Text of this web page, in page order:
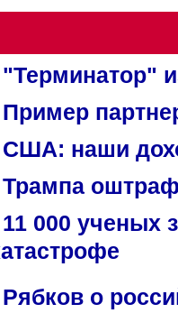
"Терминатор"
Пример
США: наши
Трампа
11 000 ученых
Рябков о